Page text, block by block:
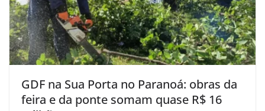
GDF na Sua Porta no Paranoá: obras da
feira e da ponte somam quase R$ 16